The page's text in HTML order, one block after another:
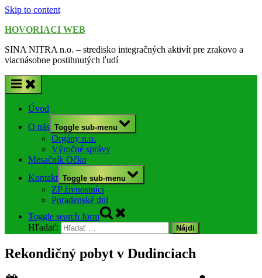
Skip to content
HOVORIACI WEB
SINA NITRA n.o. – stredisko integračných aktivít pre zrakovo a
viacnásobne postihnutých ľudí
Úvod
O nás Toggle sub-menu
Orgány n.o.
Výročné správy
Mesačník Očko
Kontakt Toggle sub-menu
ZP živnostníci
Poradenské dni
Toggle search form
Hľadať:
Rekondičný pobyt v Dudinciach